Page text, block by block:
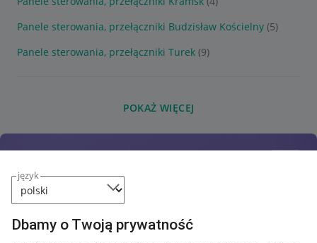
język
Dbamy o Twoją prywatność
Panele sterowania, przełączniki Budzisław Kościelny (5)
Panele sterowania, przełączniki Turek (9)
POKAŻ WIĘCEJ